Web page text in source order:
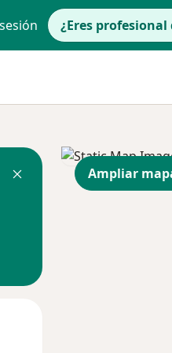
¿Eres profesional
Ampliar